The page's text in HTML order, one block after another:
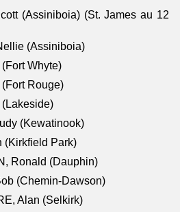
(Assiniboia) (St. James au 12
(Assiniboia)
Whyte)
(Fort Rouge)
(Lakeside)
(Kewatinook)
(Kirkfield Park)
Ronald (Dauphin)
(Chemin-Dawson)
Alan (Selkirk)